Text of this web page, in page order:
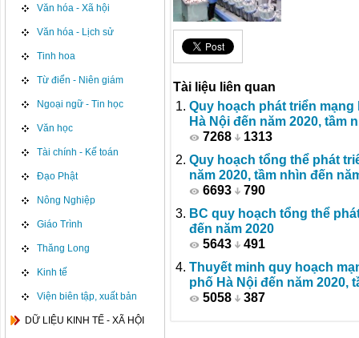
Văn hóa - Xã hội
Văn hóa - Lịch sử
Tinh hoa
Từ điển - Niên giám
Ngoại ngữ - Tin học
Văn học
Tài chính - Kế toán
Đạo Phật
Nông Nghiệp
Giáo Trình
Thăng Long
Kinh tế
Viện biên tập, xuất bản
DỮ LIỆU KINH TẾ - XÃ HỘI
Tài liệu liên quan
Quy hoạch phát triển
Hà Nội đến năm 2020, tầm
7268
1313
Quy hoạch tổng thể phát
năm 2020, tầm nhìn đến
6693
790
BC quy hoạch tổng thể
đến năm 2020
5643
491
Thuyết minh quy hoạch
phố Hà Nội đến năm 2020,
5058
387